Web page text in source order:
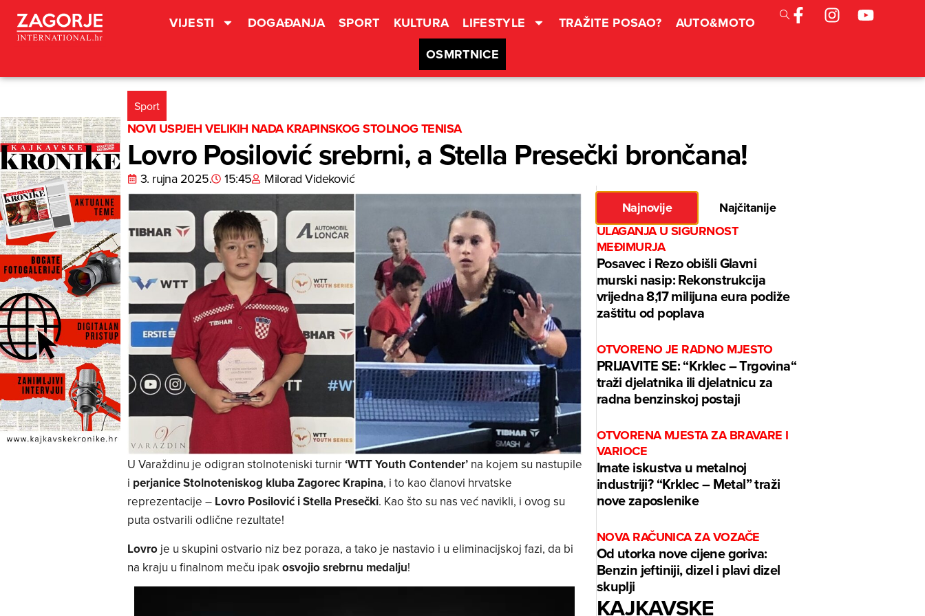
VIJESTI DOGAĐANJA SPORT KULTURA LIFESTYLE TRAŽITE POSAO?
AUTO&MOTO
OSMRTNICE
Sport
NOVI USPJEH VELIKIH NADA KRAPINSKOG STOLNOG TENISA
Lovro Posilović srebrni, a Stella Presečki brončana!
3. rujna 2025. 15:45 Milorad Videković
U Varaždinu je odigran stolnoteniski turnir‘WTT Youth Contender’na kojem su nastupile
i perjanice Stolnoteniskog kluba Zagorec Krapina, i to kao članovi hrvatske
reprezentacije – Lovro Posilović i Stella Presečki. Kao što su nas već navikli, i ovog su
puta ostvarili odlične rezultate!
Lovroje u skupini ostvario niz bez poraza, a tako je nastavio i u eliminacijskoj fazi, da bi
na kraju u finalnom meču ipakosvojio srebrnu medalju!
Najnovije
Najčitanije
ULAGANJA U SIGURNOST
MEĐIMURJA
Posavec i Rezo obišli Glavni
murski nasip: Rekonstrukcija
vrijedna 8,17 milijuna eura podiže
zaštitu od poplava
OTVORENO JE RADNO MJESTO
PRIJAVITE SE: “Krklec – Trgovina“
traži djelatnika ili djelatnicu za
radna benzinskoj postaji
OTVORENA MJESTA ZA BRAVARE I
VARIOCE
Imate iskustva u metalnoj
industriji? “Krklec – Metal” traži
nove zaposlenike
NOVA RAČUNICA ZA VOZAČE
Od utorka nove cijene goriva:
Benzin jeftiniji, dizel i plavi dizel
skuplji
KAJKAVSKE